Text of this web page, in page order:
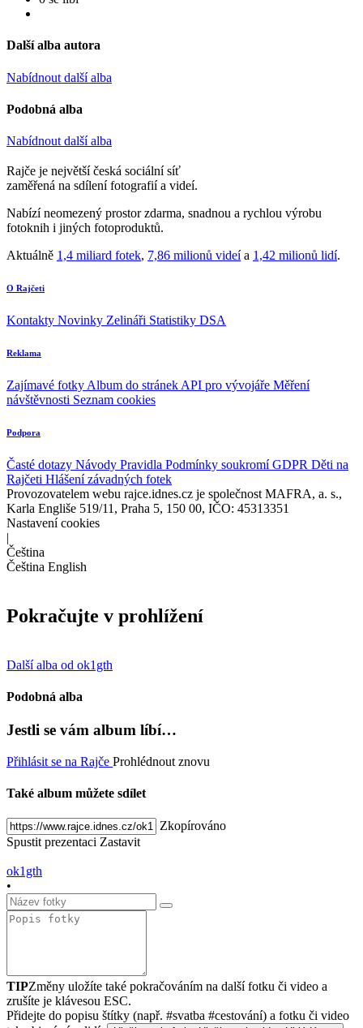
Další alba autora
Nabídnout další alba
Podobná alba
Nabídnout další alba
Rajče je největší česká sociální síť
zaměřená na sdílení fotografií a videí.
Nabízí neomezený prostor zdarma, snadnou a rychlou výrobu
fotoknih i jiných fotoproduktů.
Aktuálně 1,4 miliard fotek, 7,86 milionů videía 1,42 milionů lidí.
O Rajčeti
Kontakty Novinky Zelináři Statistiky DSA
Reklama
Zajímavé fotky Album do stránek API pro vývojáře Měření
návštěvnosti Seznam cookies
Podpora
Časté dotazy Návody Pravidla Podmínky soukromíGDPR Děti na
Rajčeti Hlášení závadných fotek
Provozovatelem webu rajce.idnes.cz je společnost MAFRA, a. s.,
Karla Engliše 519/11, Praha 5, 150 00, IČO: 45313351
Nastavení cookies
|
Čeština
Čeština English
Pokračujte v prohlížení
Další alba od ok1gth
Podobná alba
Jestli se vám album líbí…
Přihlásit se na Rajče Prohlédnout znovu
Také album můžete sdílet
Zkopírováno
Spustit prezentaci Zastavit
ok1gth
•
TIPZměny uložíte také pokračováním na další fotku či video a
zrušíte je klávesou ESC.
Přidejte do popisu štítky (např. #svatba #cestování) a fotku či video